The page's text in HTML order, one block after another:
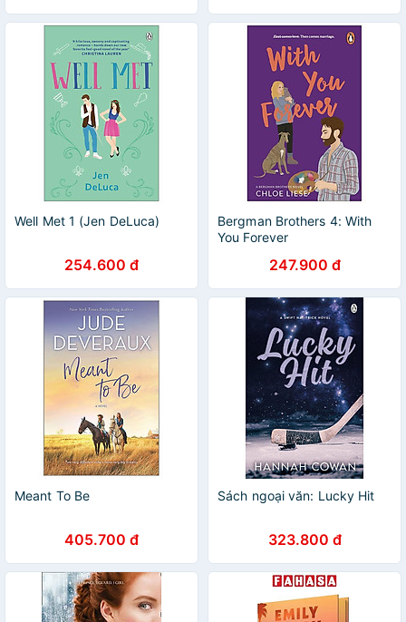
Well Met 1 (Jen DeLuca)
254.600 đ
Bergman Brothers 4: With
You Forever
247.900 đ
Meant To Be
405.700 đ
Sách ngoại văn: Lucky Hit
323.800 đ